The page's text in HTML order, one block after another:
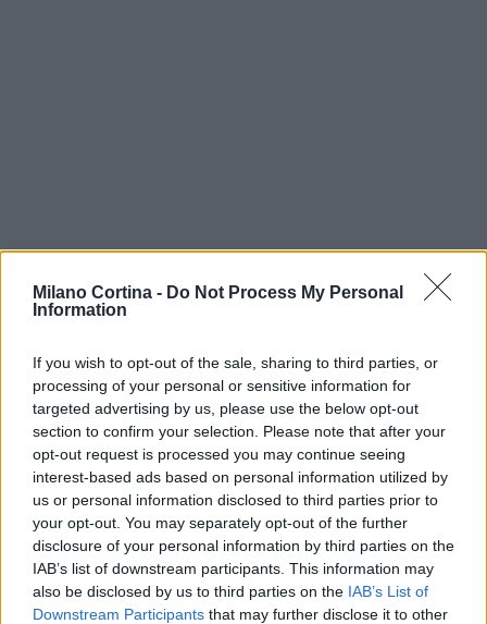
Milano Cortina - Do Not Process My Personal
Information
If you wish to opt-out of the sale, sharing to third parties, or
processing of your personal or sensitive information for
targeted advertising by us, please use the below opt-out
section to confirm your selection. Please note that after your
opt-out request is processed you may continue seeing
interest-based ads based on personal information utilized by
us or personal information disclosed to third parties prior to
your opt-out. You may separately opt-out of the further
disclosure of your personal information by third parties on the
IAB’s list of downstream participants. This information may
also be disclosed by us to third parties on the IAB’s List of
Downstream Participants that may further disclose it to other
Continua a leggere
MILANOCORTINA26 (I LUOGHI)